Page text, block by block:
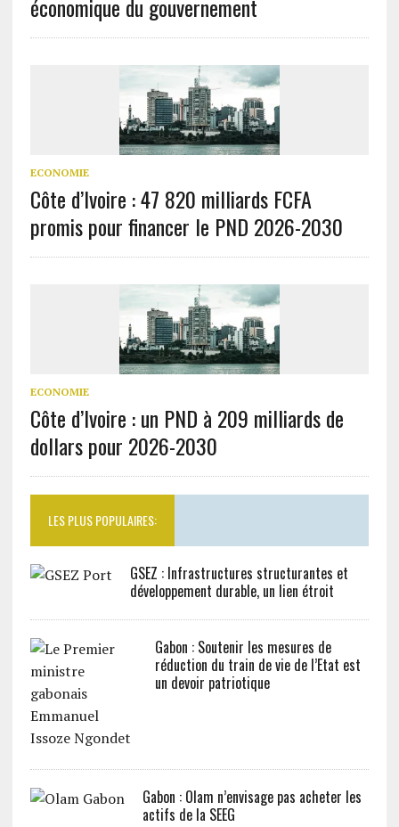
économique du gouvernement
ECONOMIE
Côte d’Ivoire : 47 820 milliards FCFA
promis pour financer le PND 2026-2030
ECONOMIE
Côte d’Ivoire : un PND à 209 milliards de
dollars pour 2026-2030
LES PLUS POPULAIRES:
GSEZ : Infrastructures structurantes et
développement durable, un lien étroit
Gabon : Soutenir les mesures de
réduction du train de vie de l’Etat est
un devoir patriotique
Gabon : Olam n’envisage pas acheter les
actifs de la SEEG